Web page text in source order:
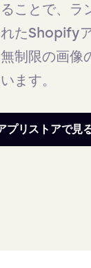
ことで、ラ
たShopify
制限の画
ます。
プリストアで見